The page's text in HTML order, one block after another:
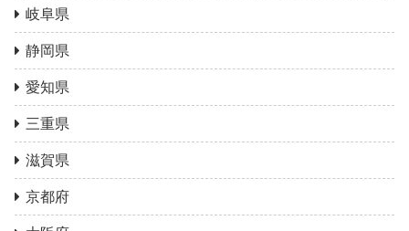
岐阜県
静岡県
愛知県
三重県
滋賀県
京都府